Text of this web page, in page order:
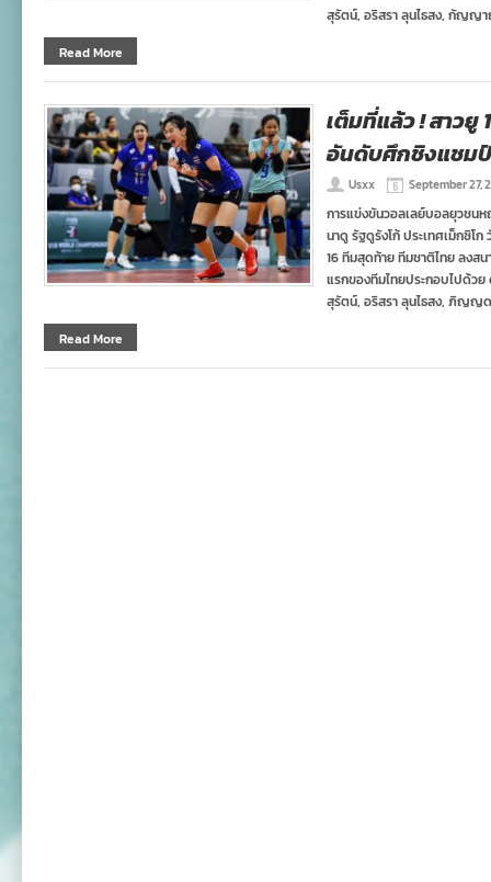
สุรัตน์, อริสรา ลุนไธสง, กัญญ
Read More
เต็มที่แล้ว ! สาวยู
อันดับศึกชิงแชม
Usxx September 27,
การแข่งขันวอลเลย์บอลยุวชน
นาดู รัฐดูรังโก้ ประเทศเม็กซิโ
16 ทีมสุดท้าย ทีมชาติไทย ลง
แรกของทีมไทยประกอบไปด้ว
สุรัตน์, อริสรา ลุนไธสง, ภิญญ
Read More